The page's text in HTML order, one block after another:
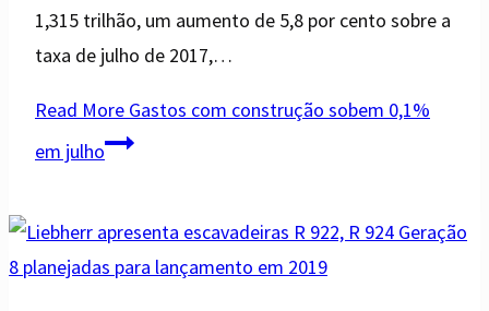
1,315 trilhão, um aumento de 5,8 por cento sobre a
taxa de julho de 2017,…
Read More Gastos com construção sobem 0,1%
em julho